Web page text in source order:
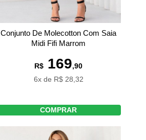
Conjunto De Molecotton Com Saia
Midi Fifi Marrom
R$ 169,90
6x de R$ 28,32
COMPRAR